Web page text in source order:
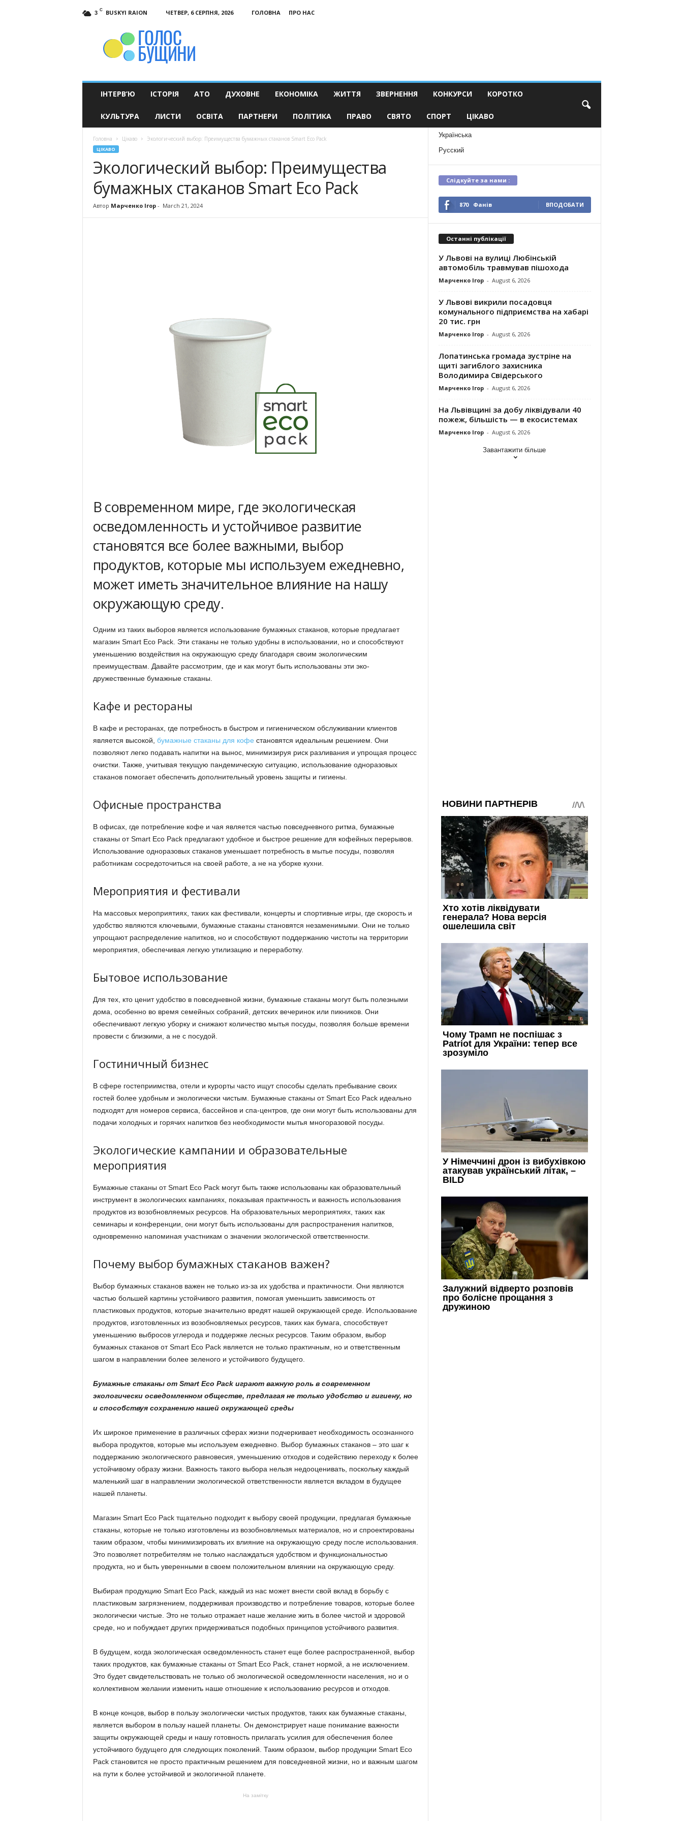
3 C BUSKYI RAION ЧЕТВЕР, 6 СЕРПНЯ, 2026 ГОЛОВНА
ПРО НАС
ІНТЕРВ’Ю ІСТОРІЯ АТО ДУХОВНЕ ЕКОНОМІКА ЖИТТЯ ЗВЕРНЕННЯ КОНКУРСИ КОРОТКО
КУЛЬТУРА ЛИСТИ ОСВІТА ПАРТНЕРИ ПОЛІТИКА ПРАВО СВЯТО СПОРТ ЦІКАВО
Головна Цікаво Экологический выбор: Преимущества бумажных стаканов Smart Eco Pack
ЦІКАВО
Экологический выбор: Преимущества
бумажных стаканов Smart Eco Pack
Автор Марченко Ігор- March 21, 2024
В современном мире, где экологическая
осведомленность и устойчивое развитие
становятся все более важными, выбор
продуктов, которые мы используем ежедневно,
может иметь значительное влияние на нашу
окружающую среду.
Одним из таких выборов является использование бумажных стаканов, которые предлагает
магазин Smart Eco Pack. Эти стаканы не только удобны в использовании, но и способствуют
уменьшению воздействия на окружающую среду благодаря своим экологическим
преимуществам. Давайте рассмотрим, где и как могут быть использованы эти эко-
дружественные бумажные стаканы.
Кафе и рестораны
В кафе и ресторанах, где потребность в быстром и гигиеническом обслуживании клиентов
является высокой, бумажные стаканы для кофе становятся идеальным решением. Они
позволяют легко подавать напитки на вынос, минимизируя риск разливания и упрощая процесс
очистки. Также, учитывая текущую пандемическую ситуацию, использование одноразовых
стаканов помогает обеспечить дополнительный уровень защиты и гигиены.
Офисные пространства
В офисах, где потребление кофе и чая является частью повседневного ритма, бумажные
стаканы от Smart Eco Pack предлагают удобное и быстрое решение для кофейных перерывов.
Использование одноразовых стаканов уменьшает потребность в мытье посуды, позволяя
работникам сосредоточиться на своей работе, а не на уборке кухни.
Мероприятия и фестивали
На массовых мероприятиях, таких как фестивали, концерты и спортивные игры, где скорость и
удобство являются ключевыми, бумажные стаканы становятся незаменимыми. Они не только
упрощают распределение напитков, но и способствуют поддержанию чистоты на территории
мероприятия, обеспечивая легкую утилизацию и переработку.
Бытовое использование
Для тех, кто ценит удобство в повседневной жизни, бумажные стаканы могут быть полезными
дома, особенно во время семейных собраний, детских вечеринок или пикников. Они
обеспечивают легкую уборку и снижают количество мытья посуды, позволяя больше времени
провести с близкими, а не с посудой.
Гостиничный бизнес
В сфере гостеприимства, отели и курорты часто ищут способы сделать пребывание своих
гостей более удобным и экологически чистым. Бумажные стаканы от Smart Eco Pack идеально
подходят для номеров сервиса, бассейнов и спа-центров, где они могут быть использованы для
подачи холодных и горячих напитков без необходимости мытья многоразовой посуды.
Экологические кампании и образовательные
мероприятия
Бумажные стаканы от Smart Eco Pack могут быть также использованы как образовательный
инструмент в экологических кампаниях, показывая практичность и важность использования
продуктов из возобновляемых ресурсов. На образовательных мероприятиях, таких как
семинары и конференции, они могут быть использованы для распространения напитков,
одновременно напоминая участникам о значении экологической ответственности.
Почему выбор бумажных стаканов важен?
Выбор бумажных стаканов важен не только из-за их удобства и практичности. Они являются
частью большей картины устойчивого развития, помогая уменьшить зависимость от
пластиковых продуктов, которые значительно вредят нашей окружающей среде. Использование
продуктов, изготовленных из возобновляемых ресурсов, таких как бумага, способствует
уменьшению выбросов углерода и поддержке лесных ресурсов. Таким образом, выбор
бумажных стаканов от Smart Eco Pack является не только практичным, но и ответственным
шагом в направлении более зеленого и устойчивого будущего.
Бумажные стаканы от Smart Eco Pack играют важную роль в современном
экологически осведомленном обществе, предлагая не только удобство и гигиену, но
и способствуя сохранению нашей окружающей среды
Их широкое применение в различных сферах жизни подчеркивает необходимость осознанного
выбора продуктов, которые мы используем ежедневно. Выбор бумажных стаканов – это шаг к
поддержанию экологического равновесия, уменьшению отходов и содействию переходу к более
устойчивому образу жизни. Важность такого выбора нельзя недооценивать, поскольку каждый
маленький шаг в направлении экологической ответственности является вкладом в будущее
нашей планеты.
Магазин Smart Eco Pack тщательно подходит к выбору своей продукции, предлагая бумажные
стаканы, которые не только изготовлены из возобновляемых материалов, но и спроектированы
таким образом, чтобы минимизировать их влияние на окружающую среду после использования.
Это позволяет потребителям не только наслаждаться удобством и функциональностью
продукта, но и быть уверенными в своем положительном влиянии на окружающую среду.
Выбирая продукцию Smart Eco Pack, каждый из нас может внести свой вклад в борьбу с
пластиковым загрязнением, поддерживая производство и потребление товаров, которые более
экологически чистые. Это не только отражает наше желание жить в более чистой и здоровой
среде, но и побуждает других придерживаться подобных принципов устойчивого развития.
В будущем, когда экологическая осведомленность станет еще более распространенной, выбор
таких продуктов, как бумажные стаканы от Smart Eco Pack, станет нормой, а не исключением.
Это будет свидетельствовать не только об экологической осведомленности населения, но и о
коллективном желании изменить наше отношение к использованию ресурсов и отходов.
В конце концов, выбор в пользу экологически чистых продуктов, таких как бумажные стаканы,
является выбором в пользу нашей планеты. Он демонстрирует наше понимание важности
защиты окружающей среды и нашу готовность прилагать усилия для обеспечения более
устойчивого будущего для следующих поколений. Таким образом, выбор продукции Smart Eco
Pack становится не просто практичным решением для повседневной жизни, но и важным шагом
на пути к более устойчивой и экологичной планете.
На замітку
Українська
Русский
Слідкуйте за нами :
870 Фанів ВПОДОБАТИ
Останні публікації
У Львові на вулиці Любінській
автомобіль травмував пішохода
Марченко Ігор - August 6, 2026
У Львові викрили посадовця
комунального підприємства на хабарі
20 тис. грн
Марченко Ігор - August 6, 2026
Лопатинська громада зустріне на
щиті загиблого захисника
Володимира Свідерського
Марченко Ігор - August 6, 2026
На Львівщині за добу ліквідували 40
пожеж, більшість — в екосистемах
Марченко Ігор - August 6, 2026
Завантажити більше